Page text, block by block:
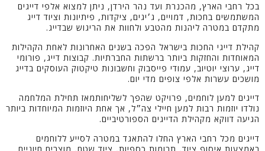
בכל רחבי הארץ, מהכנרת ועד נהר הירדן, ניתן למצוא אלפי דייגים
המשתמשים בחכות, דמויים, ג׳יגים, ציקדות, פיתיונות וציוד דייג
מתקדם במטרה ליהנות מהטבע ולחוות את הריגוש שבדייג.
קהילת דייגי החכות בישראל הפכה בשנים האחרונות לאחת הקהילות
המאוחדות והחזקות ביותר ברשתות החברתיות. קבוצות דייג, פורומי
דייג, ערוצי יוטיוב, עמודי פייסבוק וחשבונות טיקטוק העוסקים בדייג
מושכים עשרות אלפי צופים מדי יום.
דייגים למען לוחמים, פרויקט שהפך לשליחותמאז תחילת המלחמה
נולדו יוזמות רבות למען חיילי צה״ל, אך אחת היוזמות המיוחדות ביותר
הגיעה דווקא מקהילת הדייגים הספורטיביים.
דייגים מכל רחבי הארץ החלו להתאגד במטרה לסייע ללוחמים
באמצעות איסוף ציוד, תרומות כספיות, ציוד שטח, מוצרים חיוניים